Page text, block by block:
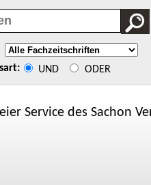
UND ODER
Service des Sachon